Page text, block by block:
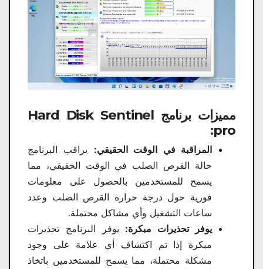
مميزات برنامج Hard Disk Sentinel
pro:
المراقبة في الوقت الحقيقي: يراقب البرنامج
حالة القرص الصلب في الوقت الحقيقي، مما
يسمح للمستخدمين بالحصول على معلومات
فورية حول درجة حرارة القرص الصلب وعدد
ساعات التشغيل وأي مشاكل محتملة.
يوفر تحذيرات مبكرة: يوفر البرنامج تحذيرات
مبكرة إذا تم اكتشاف أي علامة على وجود
مشكلة محتملة، مما يسمح للمستخدمين باتخاذ